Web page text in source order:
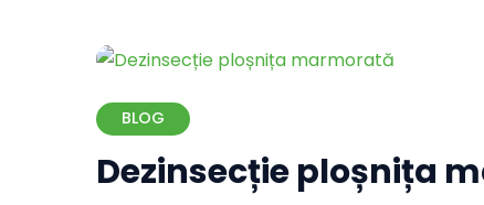
BLOG
Dezinsecție ploșnița